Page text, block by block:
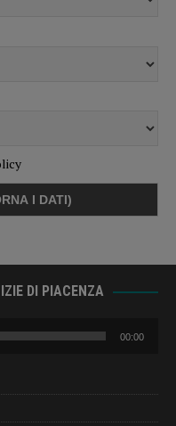
DI PIACENZA
00:00